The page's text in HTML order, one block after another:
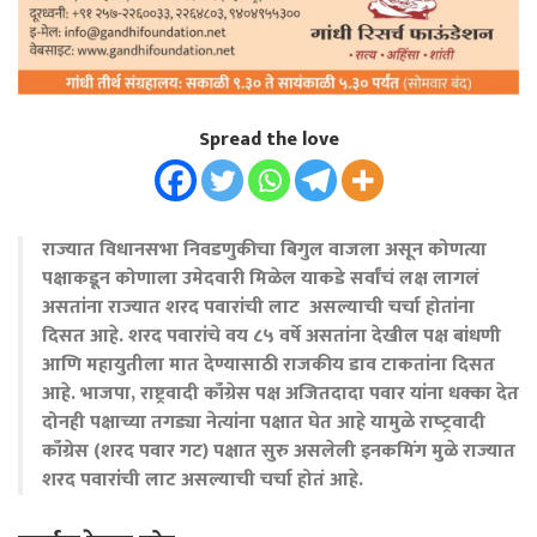
Spread the love
राज्यात विधानसभा निवडणुकीचा बिगुल वाजला असून कोणत्या
पक्षाकडून कोणाला उमेदवारी मिळेल याकडे सर्वांचं लक्ष लागलं
असतांना राज्यात शरद पवारांची लाट असल्याची चर्चा होतांना
दिसत आहे. शरद पवारांचे वय ८५ वर्षे असतांना देखील पक्ष बांधणी
आणि महायुतीला मात देण्यासाठी राजकीय डाव टाकतांना दिसत
आहे. भाजपा, राष्ट्रवादी काँग्रेस पक्ष अजितदादा पवार यांना धक्का देत
दोनही पक्षाच्या तगड्या नेत्यांना पक्षात घेत आहे यामुळे राष्‍ट्रवादी
काँग्रेस (शरद पवार गट) पक्षात सुरु असलेली इनकमिंग मुळे राज्यात
शरद पवारांची लाट असल्याची चर्चा होतं आहे.